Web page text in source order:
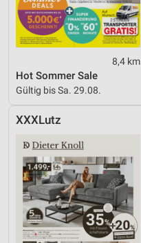
8,4 km
Hot Sommer Sale
Gültig bis Sa. 29.08.
XXXLutz